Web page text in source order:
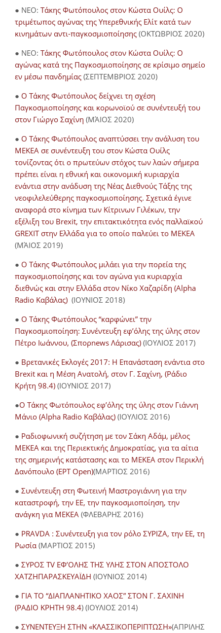
● NEO: Τάκης Φωτόπουλος στον Κώστα Ουίλς: Ο
τριμέτωπος αγώνας της Υπερεθνικής Ελίτ κατά των
κινημάτων αντι-παγκοσμιοποίησης (ΟΚΤΩΒΡΙΟΣ 2020)
● NEO: Τάκης Φωτόπουλος στον Κώστα Ουίλς: Ο
αγώνας κατά της Παγκοσμιοποίησης σε κρίσιμο σημείο
εν μέσω πανδημίας (ΣΕΠΤΕΜΒΡΙΟΣ 2020)
● Ο Τάκης Φωτόπουλος δείχνει τη σχέση
Παγκοσμιοποίησης και κορωνοϊού σε συνέντευξή του
στον Γιώργο Σαχίνη (ΜΆΙΟΣ 2020)
● O Τάκης Φωτόπουλος αναπτύσσει την ανάλυση του
ΜΕΚΕΑ σε συνέντευξη του στον Κώστα Ουίλς
τονίζοντας ότι ο πρωτεύων στόχος των λαών σήμερα
πρέπει είναι η εθνική και οικονομική κυριαρχία
ενάντια στην ανάδυση της Νέας Διεθνούς Τάξης της
νεοφιλελεύθερης παγκοσμιοποίησης. Σχετικά έγινε
αναφορά στο κίνημα των Κίτρινων Γιλέκων, την
εξέλιξη του Brexit, την επιτακτικότητα ενός παλλαϊκού
GREXIT στην Ελλάδα για το οποίο παλεύει το ΜΕΚΕΑ
(ΜΆΙΟΣ 2019)
● Ο Τάκης Φωτόπουλος μιλάει για την πορεία της
παγκοσμιοποίησης και τον αγώνα για κυριαρχία
διεθνώς και στην Ελλάδα στον Νίκο Χαζαρίδη (Alpha
Radio Καβάλας) (ΙΟΥΝΙΟΣ 2018)
● Ο Τάκης Φωτόπουλος “καρφώνει” την
Παγκοσμιοποίηση: Συνέντευξη εφ’όλης της ύλης στον
Πέτρο Ιωάννου, (Σπορnews Λάρισας) (ΙΟΥΛΙΟΣ 2017)
● Βρετανικές Εκλογές 2017: Η Επανάσταση ενάντια στο
Brexit και η Μέση Ανατολή, στον Γ. Σαχίνη, (Ράδιο
Κρήτη 98.4) (ΙΟΥΝΙΟΣ 2017)
●O Τάκης Φωτόπουλος εφ’όλης της ύλης στον Γιάννη
Μάνιο (Alpha Radio Καβάλας) (ΙΟΥΛΙΟΣ 2016)
● Ραδιοφωνική συζήτηση με τον Σάκη Αδάμ, μέλος
ΜΕΚΕΑ και της Περιεκτικής Δημοκρατίας, για τα αίτια
της σημερινής κατάστασης και το ΜΕΚΕΑ στον Περικλή
Δανόπουλο (ΕΡΤ Open)(ΜΑΡΤΙΟΣ 2016)
● Συνέντευξη στη Φωτεινή Μαστρογιάννη για την
καταστροφή, την ΕΕ, την παγκοσμιοποίηση, την
ανάγκη για ΜΕΚΕΑ (ΦΛΕΒΑΡΗΣ 2016)
● PRAVDA : Συνέντευξη για τον ρόλο ΣΥΡΙΖΑ, την ΕΕ, τη
Ρωσία (ΜΑΡΤΙΟΣ 2015)
● ΣΥΡΟΣ TV ΕΦ’ΟΛΗΣ ΤΗΣ ΥΛΗΣ ΣΤΟΝ ΑΠΟΣΤΟΛΟ
ΧΑΤΖΗΠΑΡΑΣΚΕΥΑΪΔΗ (ΙΟΥΝΙΟΣ 2014)
● ΓΙΑ ΤΟ “ΔΙΑΠΛΑΝΗΤΙΚΟ ΧΑΟΣ” ΣΤΟΝ Γ. ΣΑΧΙΝΗ
(ΡΑΔΙΟ ΚΡΗΤΗ 98.4) (ΙΟΥΛΙΟΣ 2014)
● ΣΥΝΕΝΤΕΥΞΗ ΣΤΗΝ «ΚΛΑΣΣΙΚΟΠΕΡΙΠΤΩΣΗ»(ΑΠΡΙΛΗΣ